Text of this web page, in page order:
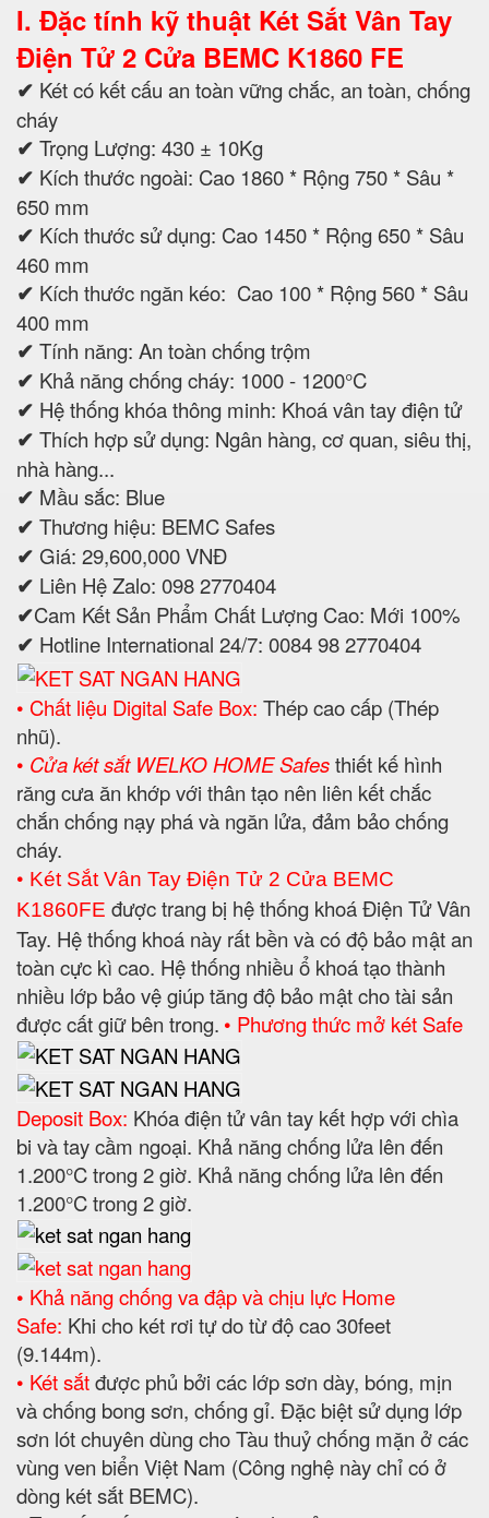
I. Đặc tính kỹ thuật Két Sắt Vân Tay
Điện Tử 2 Cửa BEMC K1860 FE
✔ Két có kết cấu an toàn vững chắc, an toàn, chống
cháy
✔ Trọng Lượng: 430 ± 10Kg
✔ Kích thước ngoài: Cao 1860 * Rộng 750 * Sâu *
650 mm
✔ Kích thước sử dụng: Cao 1450 * Rộng 650 * Sâu
460 mm
✔ Kích thước ngăn kéo: Cao 100 * Rộng 560 * Sâu
400 mm
✔ Tính năng: An toàn chống trộm
✔ Khả năng chống cháy: 1000 - 1200°C
✔ Hệ thống khóa thông minh: Khoá vân tay điện tử
✔ Thích hợp sử dụng: Ngân hàng, cơ quan, siêu thị,
nhà hàng...
✔ Mầu sắc: Blue
✔ Thương hiệu: BEMC Safes
✔ Giá: 29,600,000 VNĐ
✔ Liên Hệ Zalo: 098 2770404
✔Cam Kết Sản Phẩm Chất Lượng Cao: Mới 100%
✔ Hotline International 24/7: 0084 98 2770404
• Chất liệu Digital Safe Box: Thép cao cấp (Thép
nhũ).
• Cửa két sắt WELKO HOME Safesthiết kế hình
răng cưa ăn khớp với thân tạo nên liên kết chắc
chắn chống nạy phá và ngăn lửa, đảm bảo chống
cháy.
• Két Sắt Vân Tay Điện Tử 2 Cửa BEMC
K1860FE được trang bị hệ thống khoá Điện Tử Vân
Tay. Hệ thống khoá này rất bền và có độ bảo mật an
toàn cực kì cao. Hệ thống nhiều ổ khoá tạo thành
nhiều lớp bảo vệ giúp tăng độ bảo mật cho tài sản
được cất giữ bên trong. • Phương thức mở két Safe
Deposit Box: Khóa điện tử vân tay kết hợp với chìa
bi và tay cầm ngoại. Khả năng chống lửa lên đến
1.200°C trong 2 giờ. Khả năng chống lửa lên đến
1.200°C trong 2 giờ.
• Khả năng chống va đập và chịu lực Home
Safe: Khi cho két rơi tự do từ độ cao 30feet
(9.144m).
• Két sắtđược phủ bởi các lớp sơn dày, bóng, mịn
và chống bong sơn, chống gỉ. Đặc biệt sử dụng lớp
sơn lót chuyên dùng cho Tàu thuỷ chống mặn ở các
vùng ven biển Việt Nam (Công nghệ này chỉ có ở
dòng két sắt BEMC).